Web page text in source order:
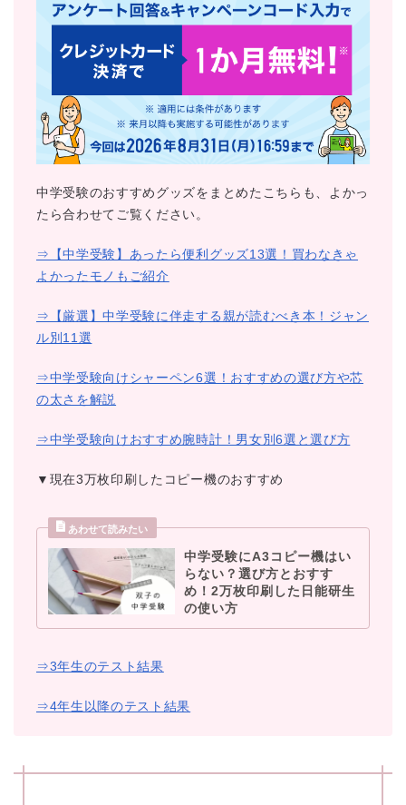
中学受験のおすすめグッズをまとめたこちらも、よかっ
たら合わせてご覧ください。
⇒【中学受験】あったら便利グッズ13選！買わなきゃ
よかったモノもご紹介
⇒【厳選】中学受験に伴走する親が読むべき本！ジャン
ル別11選
⇒中学受験向けシャーペン6選！おすすめの選び方や芯
の太さを解説
⇒中学受験向けおすすめ腕時計！男女別6選と選び方
▼現在3万枚印刷したコピー機のおすすめ
中学受験にA3コピー機はい
らない？選び方とおすす
め！2万枚印刷した日能研生
の使い方
⇒3年生のテスト結果
⇒4年生以降のテスト結果